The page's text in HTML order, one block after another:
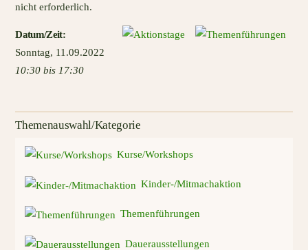
nicht erforderlich.
Datum/Zeit:
Sonntag, 11.09.2022
10:30 bis 17:30
Themenauswahl/Kategorie
Kurse/Workshops
Kinder-/Mitmachaktion
Themenführungen
Dauerausstellungen